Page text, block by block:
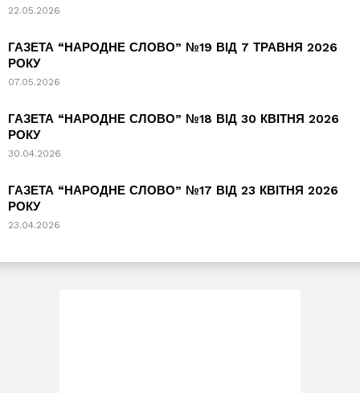
22.05.2026
ГАЗЕТА “НАРОДНЕ СЛОВО” №19 ВІД 7 ТРАВНЯ 2026
РОКУ
07.05.2026
ГАЗЕТА “НАРОДНЕ СЛОВО” №18 ВІД 30 КВІТНЯ 2026
РОКУ
30.04.2026
ГАЗЕТА “НАРОДНЕ СЛОВО” №17 ВІД 23 КВІТНЯ 2026
РОКУ
23.04.2026